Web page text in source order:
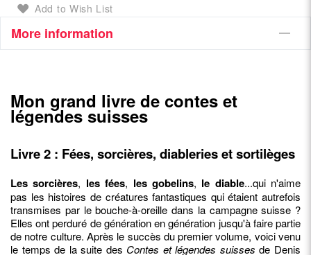
Add to Wish List
More information
Mon grand livre de contes et
légendes suisses
Livre 2 : Fées, sorcières, diableries et sortilèges
Les sorcières, les fées, les gobelins, le diable...qui n'aime
pas les histoires de créatures fantastiques qui étaient autrefois
transmises par le bouche-à-oreille dans la campagne suisse ?
Elles ont perduré de génération en génération jusqu'à faire partie
de notre culture. Après le succès du premier volume, voici venu
le temps de la suite des Contes et légendes suisses de Denis